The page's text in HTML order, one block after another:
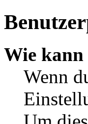
Wie kann
Wenn